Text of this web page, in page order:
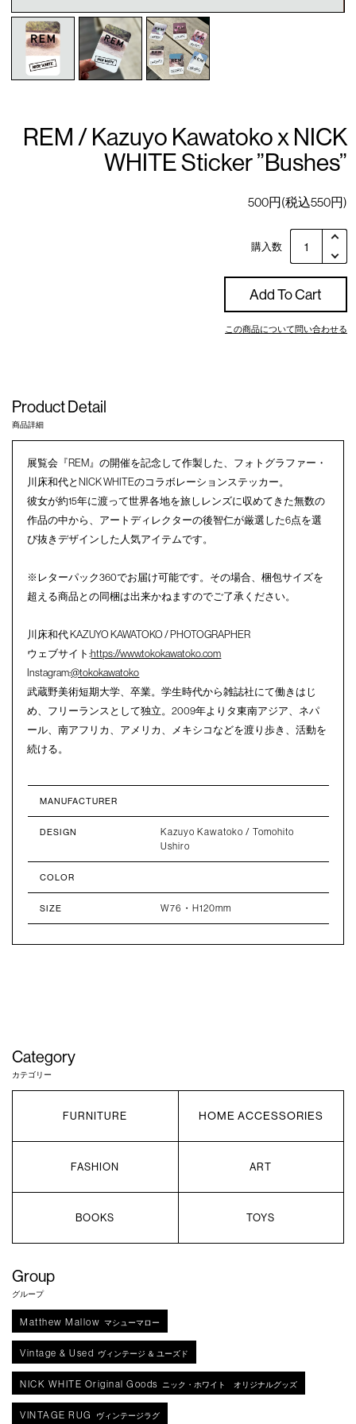
REM / Kazuyo Kawatoko x NICK
WHITE Sticker ”Bushes”
500円(税込550円)
購入数
Add To Cart
この商品について問い合わせる
Product Detail
商品詳細
展覧会『REM』の開催を記念して作製した、フォトグラファー・
川床和代とNICK WHITEのコラボレーションステッカー。
彼女が約15年に渡って世界各地を旅しレンズに収めてきた無数の
作品の中から、アートディレクターの後智仁が厳選した6点を選
び抜きデザインした人気アイテムです。
※レターパック360でお届け可能です。その場合、梱包サイズを
超える商品との同梱は出来かねますのでご了承ください。
川床和代 KAZUYO KAWATOKO / PHOTOGRAPHER
ウェブサイト:https://www.tokokawatoko.com
Instagram:@tokokawatoko
武蔵野美術短期大学、卒業。学生時代から雑誌社にて働きはじ
め、フリーランスとして独立。2009年よりタ東南アジア、ネパ
ール、南アフリカ、アメリカ、メキシコなどを渡り歩き、活動を
続ける。
MANUFACTURER
DESIGN
Kazuyo Kawatoko / Tomohito
Ushiro
COLOR
SIZE W76・H120mm
Category
カテゴリー
FURNITURE HOME ACCESSORIES
FASHION ART
BOOKS TOYS
Group
グループ
Matthew Mallow マシューマロー
Vintage & Used ヴィンテージ ＆ ユーズド
NICK WHITE Original Goods ニック・ホワイト オリジナルグッズ
VINTAGE RUG ヴィンテージラグ